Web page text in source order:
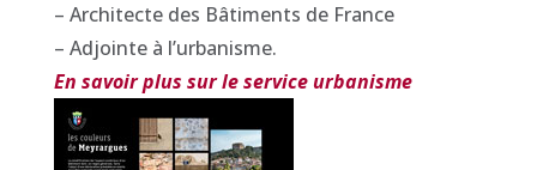
– Architecte des Bâtiments de France
– Adjointe à l’urbanisme.
En savoir plus sur le service urbanisme